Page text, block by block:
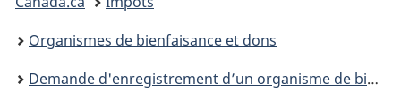
êtes
ici :
Organismes de bienfaisance et dons
Demande d'enregistrement d’un organisme de bienfaisance ou pour les autres donataires reconnus